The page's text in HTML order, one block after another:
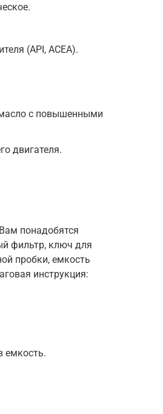
(API, ACEA).
с повышенными
двигателя.
понадобятся
фильтр, ключ для
пробки, емкость
инструкция:
емкость.